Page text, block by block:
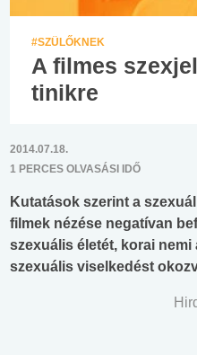
#SZÜLŐKNEK
A filmes
tinikre
2014.07.18.
1 PERCES OLVASÁSI IDŐ
Kutatások szerint a
filmek nézése negatívan
szexuális életét, korai
szexuális viselkedést